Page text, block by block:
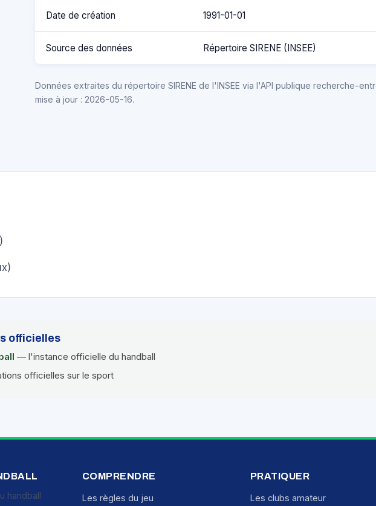
Date de création 1991-01-01
Source des données Répertoire SIRENE (INSEE)
Données extraites du répertoire SIRENE de l'INSEE via l'API publique recherche-
mise à jour : 2026-05-16.
officielles
— l'instance officielle du handball
officielles sur le sport
handball
COMPRENDRE
Les règles du jeu
PRATIQUER
Les clubs amateur